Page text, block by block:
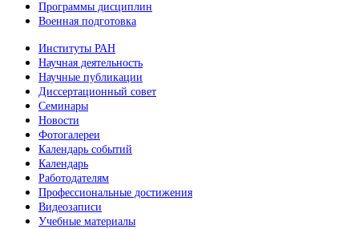
Программы дисциплин
Военная подготовка
Институты РАН
Научная деятельность
Научные публикации
Диссертационный совет
Семинары
Новости
Фотогалереи
Календарь событий
Календарь
Работодателям
Профессиональные достижения
Видеозаписи
Учебные материалы